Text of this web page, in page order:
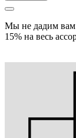
Мы не дадим вам
15% на весь